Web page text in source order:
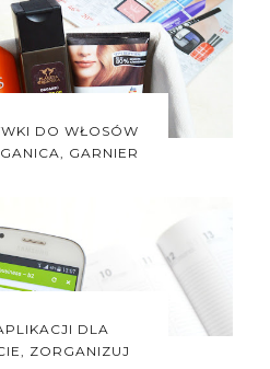
DO WŁOSÓW
GARNIER
DLA
ZORGANIZUJ